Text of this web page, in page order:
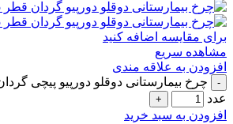
برای مقایسه اضافه کنید
مشاهده سریع
افزودن به علاقه مندی
عدد
افزودن به سبد خرید